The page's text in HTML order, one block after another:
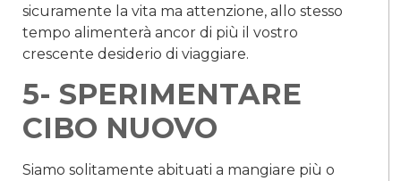
sicuramente la vita ma attenzione, allo stesso
tempo alimenterà ancor di più il vostro
crescente desiderio di viaggiare.
5- SPERIMENTARE
CIBO NUOVO
Siamo solitamente abituati a mangiare più o